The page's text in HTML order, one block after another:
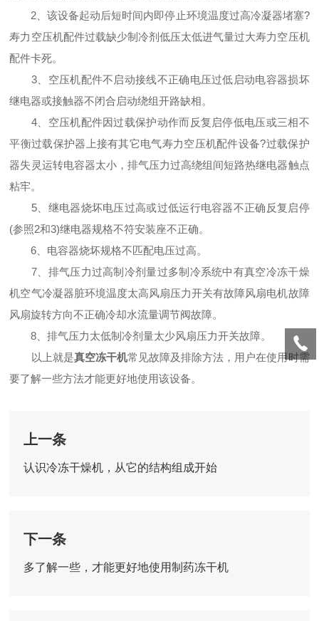
2、该设备起动后短时间内即停止环境温度过高冷凝器堵塞?
寿力空压机配件过载缺少制冷剂低压太低进气量过大寿力空压机
配件卡死。
3、空压机配件不启动接线不正确电压过低启动电容器损坏
继电器或接触器不闭合启动绕组开路缺相。
4、空压机配件因过载保护动作而反复启停低电压或三相不
平衡过载保护器上接有其它电气寿力空压机配件设备?过载保护
器失灵运转电容器太小，排气压力过高绕组间短路热继电器触点
粘牢。
5、继电器烧坏电压过高或过低运行电容器不正确反复启停
(参照2和3)继电器规格不符安装座不正确。
6、电容器烧坏规格不匹配电压过高。
7、排气压力过高制冷剂量过多制冷系统中有真空冷冻干燥
机空气冷凝器脏环境温度太高风扇压力开关有故障风扇电机故障
风扇旋转方向不正确冷却水流量调节阀故障。
8、排气压力太低制冷剂量太少风扇压力开关故障。
以上就是真空冻干机常见故障及排除方法，用户在使用时需
要了解一些方法才能更好地使用该设备。
上一条
认识冷冻干燥机，从它的结构组成开始
下一条
多了解一些，才能更好地使用制药冻干机